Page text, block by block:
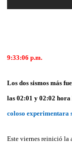
9:33:06 p.m.
Los dos sismos más
las 02:01 y 02:02 hora
coloso experimentara
Este viernes reinició la